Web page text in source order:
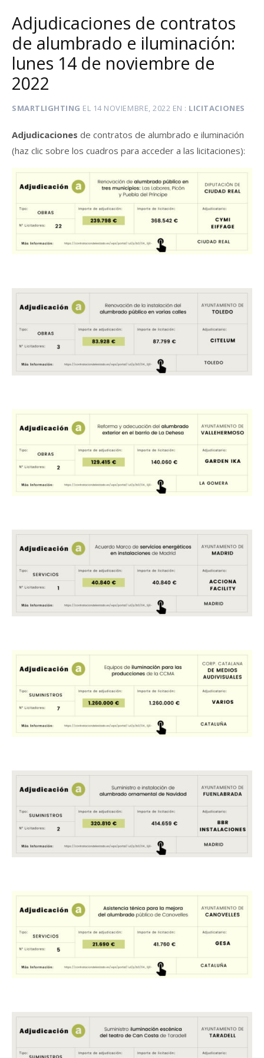
Adjudicaciones de contratos
de alumbrado e iluminación:
lunes 14 de noviembre de
2022
SMARTLIGHTING EL 14 NOVIEMBRE, 2022 EN LICITACIONES
Adjudicaciones de contratos de alumbrado e iluminación
(haz clic sobre los cuadros para acceder a las licitaciones):